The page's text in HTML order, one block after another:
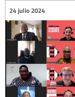
24 julio 2024